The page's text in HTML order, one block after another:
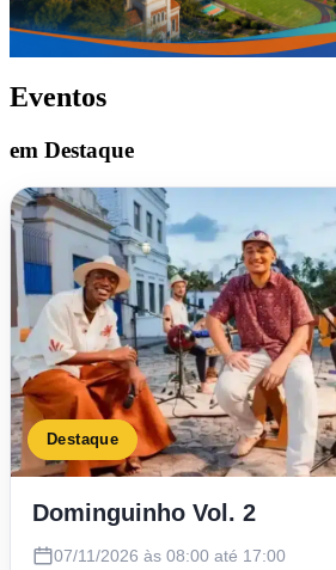
Eventos
em Destaque
Destaque
Dominguinho Vol. 2
07/11/2026 às 08:00 até 17:00